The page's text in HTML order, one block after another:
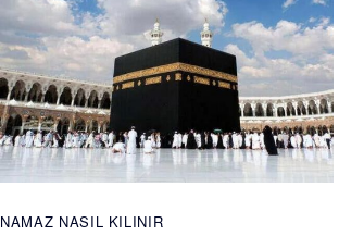
NAMAZ NASIL KILINIR